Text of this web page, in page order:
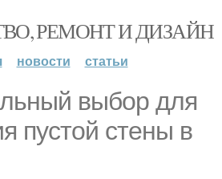
РЕМОНТ И ДИЗАЙН
новости статьи
выбор для
пустой стены в